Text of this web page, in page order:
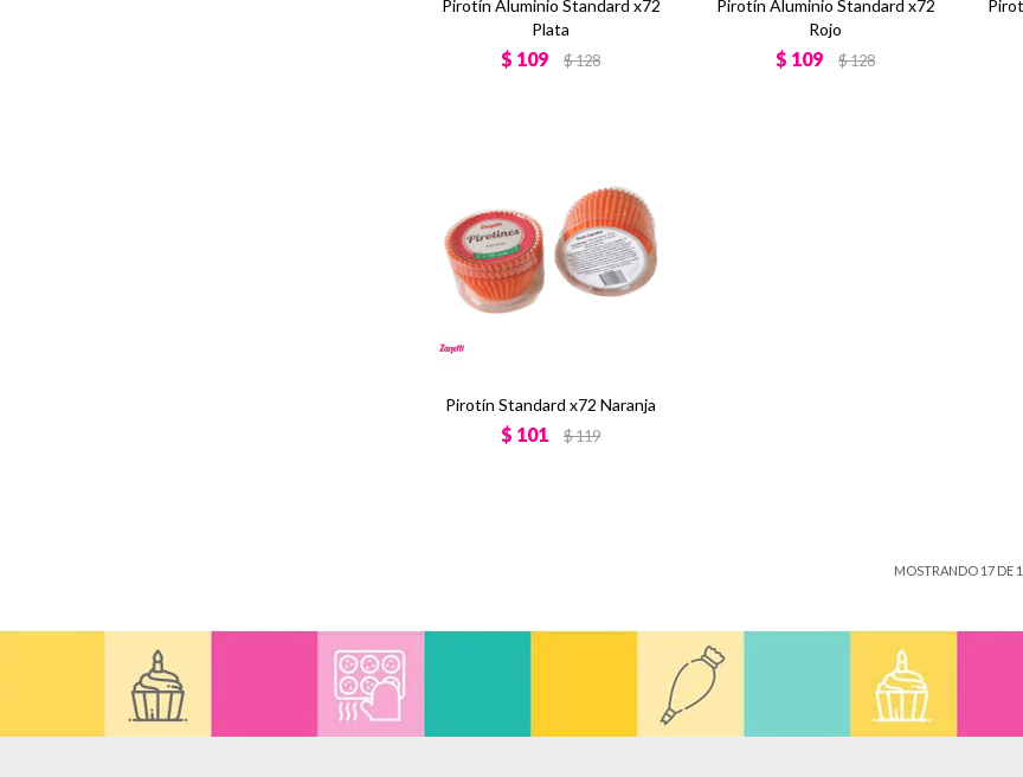
Pirotín Aluminio Standard x72
Plata
$ 109 $128
Pirotín Aluminio Standard x72
Rojo
$ 109 $128
Pirotín Standard x72 Naranja
$ 101 $119
MOSTRANDO 17 DE